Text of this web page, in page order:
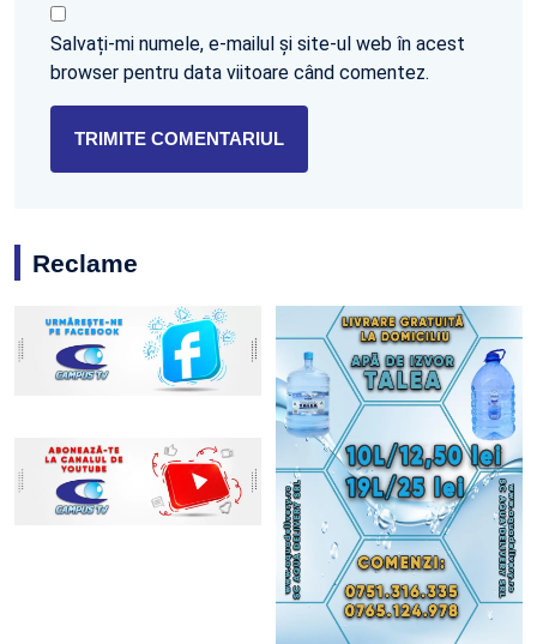
Salvați-mi numele, e-mailul și site-ul web în acest
browser pentru data viitoare când comentez.
Reclame